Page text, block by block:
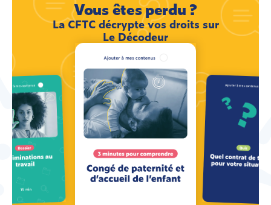
Vous êtes perdu ?
La CFTC décrypte vos droits sur
Le Décodeur